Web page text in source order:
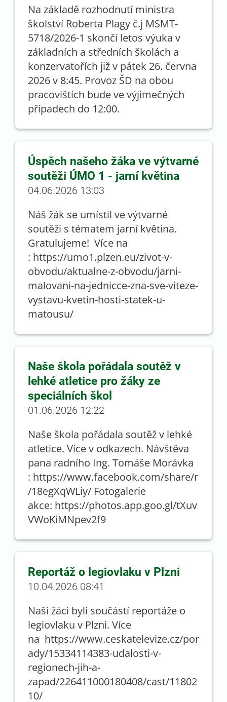
Na základě rozhodnutí ministra
školství Roberta Plagy č.j MSMT-
5718/2026-1 skončí letos výuka v
základních a středních školách a
konzervatořích již v pátek 26. června
2026 v 8:45. Provoz ŠD na obou
pracovištích bude ve výjimečných
případech do 12:00.
Úspěch našeho žáka ve výtvarné
soutěži ÚMO 1 - jarní květina
04.06.2026 13:03
Náš žák se umístil ve výtvarné
soutěži s tématem jarní květina.
Gratulujeme! Více na
: https://umo1.plzen.eu/zivot-v-
obvodu/aktualne-z-obvodu/jarni-
malovani-na-jednicce-zna-sve-viteze-
vystavu-kvetin-hosti-statek-u-
matousu/
Naše škola pořádala soutěž v
lehké atletice pro žáky ze
speciálních škol
01.06.2026 12:22
Naše škola pořádala soutěž v lehké
atletice. Více v odkazech. Návštěva
pana radního Ing. Tomáše Morávka
: https://www.facebook.com/share/r
/18egXqWLiy/ Fotogalerie
akce: https://photos.app.goo.gl/tXuv
VWoKiMNpev2f9
Reportáž o legiovlaku v Plzni
10.04.2026 08:41
Naši žáci byli součástí reportáže o
legiovlaku v Plzni. Více
na https://www.ceskatelevize.cz/por
ady/15334114383-udalosti-v-
regionech-jih-a-
zapad/226411000180408/cast/11802
10/